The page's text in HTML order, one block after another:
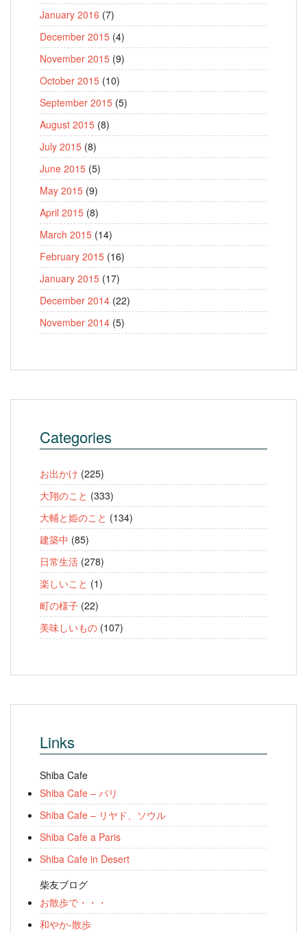
January 2016 (7)
December 2015 (4)
November 2015 (9)
October 2015 (10)
September 2015 (5)
August 2015 (8)
July 2015 (8)
June 2015 (5)
May 2015 (9)
April 2015 (8)
March 2015 (14)
February 2015 (16)
January 2015 (17)
December 2014 (22)
November 2014 (5)
Categories
お出かけ (225)
大翔のこと (333)
大輔と姫のこと (134)
建築中 (85)
日常生活 (278)
楽しいこと (1)
町の様子 (22)
美味しいもの (107)
Links
Shiba Cafe
Shiba Cafe – パリ
Shiba Cafe – リヤド、ソウル
Shiba Cafe a Paris
Shiba Cafe in Desert
柴友ブログ
お散歩で・・・
和やか-散歩